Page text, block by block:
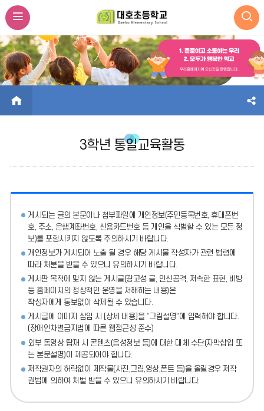
HOME
3학년 통일교육활동
게시되는 글의 본문이나 첨부파일에
개인정보(주민등록번호, 휴대폰번
호, 주소, 은행계좌번호, 신용카드번호 등 개인을 식별할 수 있는 모든 정
보)를 포함시키지 않도록 주의하시기 바랍니다.
개인정보가 게시되어 노출 될 경우 해당 게시물 작성자가 관련 법령에
따라 처분을 받을 수 있으니 유의하시기 바랍니다.
게시판 목적에 맞지 않는 게시글(광고성 글, 인신공격, 저속한 표현, 비방
등 홈페이지의 정상적인 운영을 저해하는 내용)은
작성자에게 통보없이 삭제될 수 있습니다.
게시글에 이미지 삽입 시 [상세 내용]을 “그림설명”에 입력해야 합니다.
(장애인차별금지법에 따른 웹접근성 준수)
외부 동영상 탑재 시 콘텐츠(음성정보 등)에 대한 대체 수단(자막삽입 또
는 본문설명)이 제공되어야 합니다.
저작권자의 허락없이 제작물(사진,그림,영상,폰트 등)을 올릴경우 저작
권법에 의하여 처벌 받을 수 있으니 유의하시기 바랍니다.